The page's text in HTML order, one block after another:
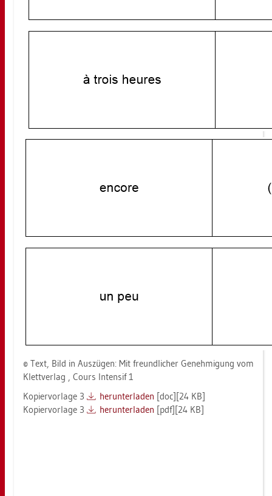
© Text, Bild in Aus­zü­gen: Mit freund­li­cher Ge­neh­mi­gung vom
Klett­ver­lag , Cours In­ten­sif 1
Ko­pier­vor­la­ge 3
her­un­ter­la­den [doc][24 KB]
Ko­pier­vor­la­ge 3
her­un­ter­la­den [pdf][24 KB]